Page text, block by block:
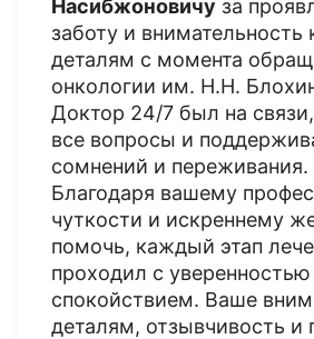
Насибжоновичу за
заботу и внимательность
деталям с момента
онкологии им. Н.Н.
Доктор 24/7 был на
все вопросы и
сомнений и переживания.
Благодаря вашему
чуткости и искреннему
помочь, каждый этап
проходил с уверенностью
спокойствием. Ваше
деталям, отзывчивость и